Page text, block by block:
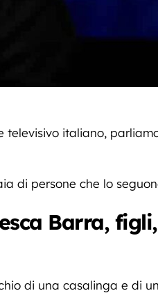
televisivo italiano,
di persone che lo
Barra,
di una casalinga e di